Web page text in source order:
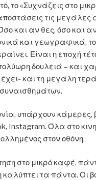
το «Συχνάζεις στο
τις
και αν θες, όσο και αν
και γεωγραφικά,
Είναι η εποχή
δουλειά – και
έχει- και τη μεγάλη
υπάρχουν κάμερες,
Instagram. Όλα στο
στον οθόνη.
στο μικρό καφέ,
τα πάντα. Οι